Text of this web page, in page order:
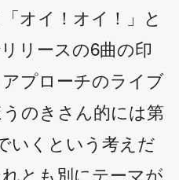
オイ！オイ！」と
リースの6曲の印
プローチのライブ
のきさん的には第
いくという考えだ
とも別にテーマが